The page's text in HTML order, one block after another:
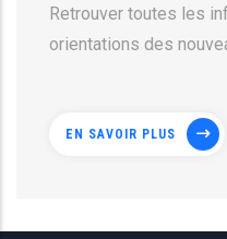
Retrouver toutes les
orientations des
EN SAVOIR PLUS